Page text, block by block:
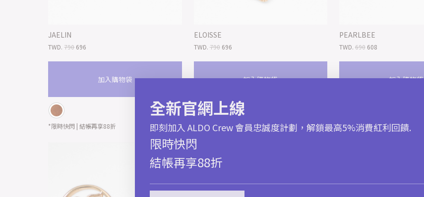
全新官網上線
即刻加入 ALDO Crew 會員忠誠度計劃，解鎖最高5%消費紅利回饋.
限時快閃
結帳再享88折
JAELIN
TWD. 790 696
加入購物袋
*限時快閃 | 結帳再享88折
ELOISSE
TWD. 790 696
加入購物袋
*限時快閃 | 結帳再享88折
PEARLBEE
TWD. 690 608
加入購物袋
*限時快閃 | 結帳再享88折